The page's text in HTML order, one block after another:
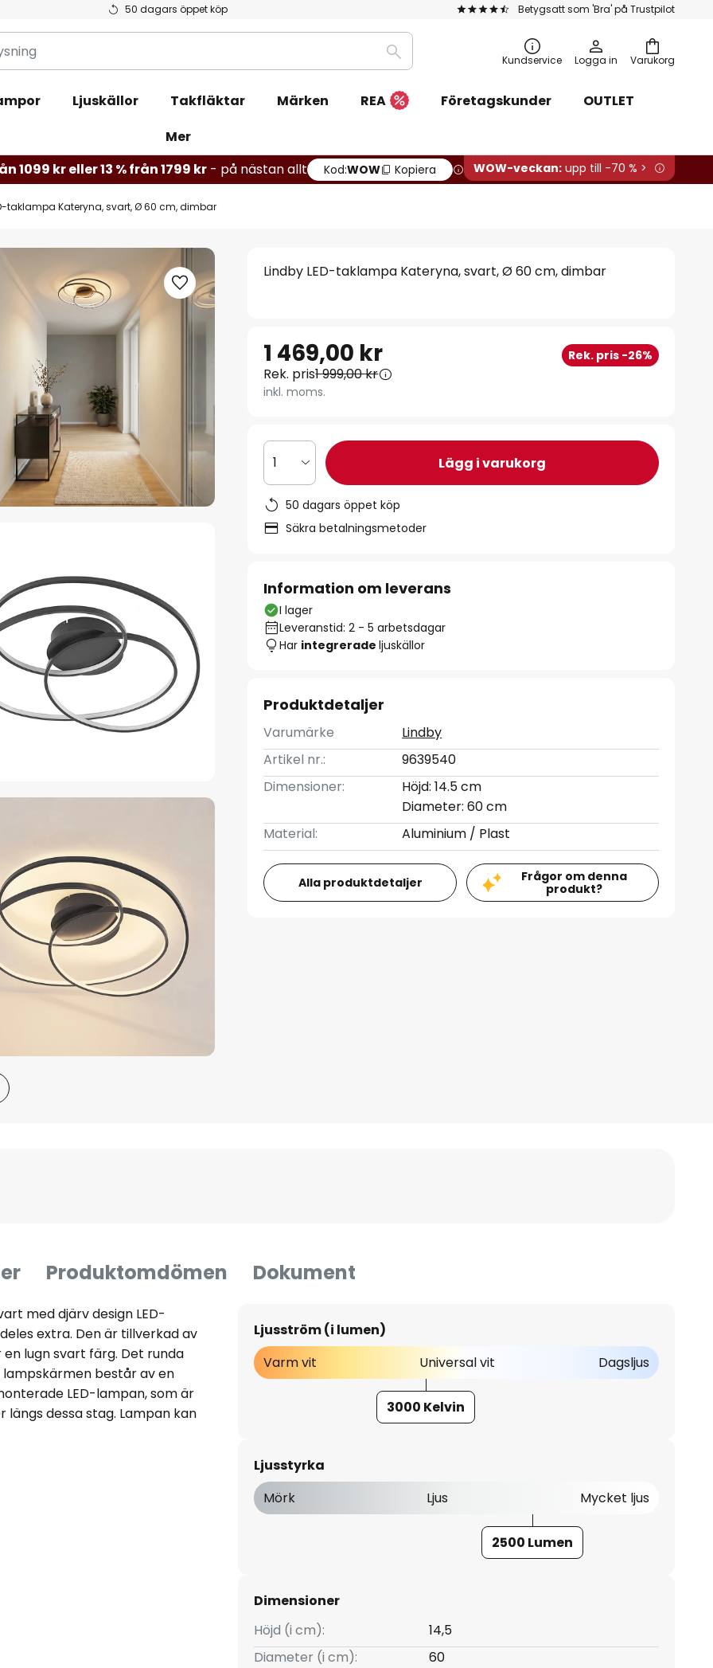
50 dagars öppet köp Betygsatt som 'Bra' på Trustpilot
Varukorg
Sök Kundservice Logga in
Ljuskällor Takfläktar Märken REA Företagskunder
OUTLET
Mer
1099 kr eller 13 % från 1799 kr - på nästan allt Kod:WOW Kopiera WOW-veckan: upp till -70 % >
taklampa Kateryna, svart, Ø 60 cm, dimbar
Lindby LED-taklampa Kateryna, svart, Ø 60 cm, dimbar
1 469,00 kr Rek. pris -26%
Rek. pris1 999,00 kr
inkl. moms.
1 Lägg i varukorg
50 dagars öppet köp
Säkra betalningsmetoder
Information om leverans
I lager
Leveranstid: 2 - 5 arbetsdagar
Har integreradeljuskällor
Produktdetaljer
Varumärke
Lindby
Artikel nr.:
9639540
Dimensioner:
Höjd: 14.5 cm
Diameter: 60 cm
Material:
Aluminium / Plast
Alla produktdetaljer
Frågor om denna
produkt?
Produktomdömen Dokument
med djärv design LED-
extra. Den är tillverkad av
lugn svart färg. Det runda
består av en
LED-lampan, som är
dessa stag. Lampan kan
hjälp av en väggbrytare.
dimmas till tre olika
funktionerna och den fräscha
gör den till den perfekta
Ljusström (i lumen)
Varm vit
Universal vit Dagsljus
3000 Kelvin
Ljusstyrka
Mörk
Ljus Mycket ljus
2500 Lumen
Dimensioner
Höjd (i cm):
14,5
Diameter (i cm):
60